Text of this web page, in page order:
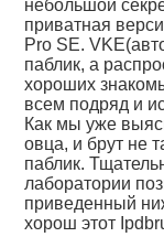
небольшой
приватная
Pro SE.
паблик, а
хороших
всем подряд и
Как мы уже
овца, и брут не
паблик.
лаборатории
приведенный
хорош этот